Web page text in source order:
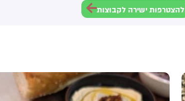
להצטרפות ישירה לקבוצות